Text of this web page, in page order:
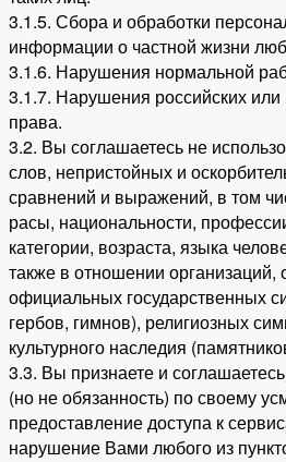
3.1.5. Сбора и обработки
информации о частной жизни
3.1.6. Нарушения нормальной
3.1.7. Нарушения российских
права.
3.2. Вы соглашаетесь не
слов, непристойных и
сравнений и выражений, в том
расы, национальности,
категории, возраста, языка
также в отношении организаций,
официальных государственных
гербов, гимнов), религиозных
культурного наследия
3.3. Вы признаете и
(но не обязанность) по своему
предоставление доступа к
нарушение Вами любого из